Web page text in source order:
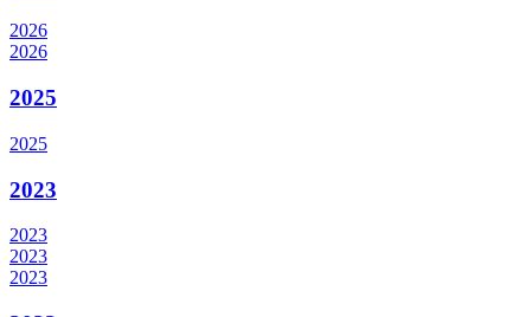
2026
2026
2025
2025
2023
2023
2023
2023